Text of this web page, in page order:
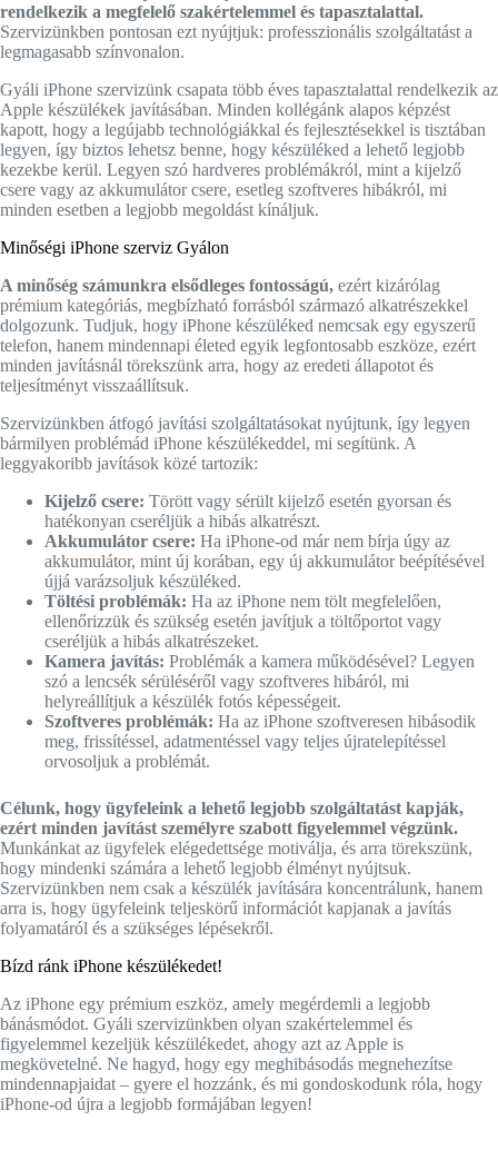
rendelkezik a megfelelő szakértelemmel és tapasztalattal.
Szervizünkben pontosan ezt nyújtjuk: professzionális szolgáltatást a
legmagasabb színvonalon.
Gyáli iPhone szervizünk csapata több éves tapasztalattal rendelkezik az
Apple készülékek javításában. Minden kollégánk alapos képzést
kapott, hogy a legújabb technológiákkal és fejlesztésekkel is tisztában
legyen, így biztos lehetsz benne, hogy készüléked a lehető legjobb
kezekbe kerül. Legyen szó hardveres problémákról, mint a kijelző
csere vagy az akkumulátor csere, esetleg szoftveres hibákról, mi
minden esetben a legjobb megoldást kínáljuk.
Minőségi iPhone szerviz Gyálon
A minőség számunkra elsődleges fontosságú, ezért kizárólag
prémium kategóriás, megbízható forrásból származó alkatrészekkel
dolgozunk. Tudjuk, hogy iPhone készüléked nemcsak egy egyszerű
telefon, hanem mindennapi életed egyik legfontosabb eszköze, ezért
minden javításnál törekszünk arra, hogy az eredeti állapotot és
teljesítményt visszaállítsuk.
Szervizünkben átfogó javítási szolgáltatásokat nyújtunk, így legyen
bármilyen problémád iPhone készülékeddel, mi segítünk. A
leggyakoribb javítások közé tartozik:
Kijelző csere: Törött vagy sérült kijelző esetén gyorsan és
hatékonyan cseréljük a hibás alkatrészt.
Akkumulátor csere: Ha iPhone-od már nem bírja úgy az
akkumulátor, mint új korában, egy új akkumulátor beépítésével
újjá varázsoljuk készüléked.
Töltési problémák: Ha az iPhone nem tölt megfelelően,
ellenőrizzük és szükség esetén javítjuk a töltőportot vagy
cseréljük a hibás alkatrészeket.
Kamera javítás: Problémák a kamera működésével? Legyen
szó a lencsék sérüléséről vagy szoftveres hibáról, mi
helyreállítjuk a készülék fotós képességeit.
Szoftveres problémák: Ha az iPhone szoftveresen hibásodik
meg, frissítéssel, adatmentéssel vagy teljes újratelepítéssel
orvosoljuk a problémát.
Célunk, hogy ügyfeleink a lehető legjobb szolgáltatást kapják,
ezért minden javítást személyre szabott figyelemmel végzünk.
Munkánkat az ügyfelek elégedettsége motiválja, és arra törekszünk,
hogy mindenki számára a lehető legjobb élményt nyújtsuk.
Szervizünkben nem csak a készülék javítására koncentrálunk, hanem
arra is, hogy ügyfeleink teljeskörű információt kapjanak a javítás
folyamatáról és a szükséges lépésekről.
Bízd ránk iPhone készülékedet!
Az iPhone egy prémium eszköz, amely megérdemli a legjobb
bánásmódot. Gyáli szervizünkben olyan szakértelemmel és
figyelemmel kezeljük készülékedet, ahogy azt az Apple is
megkövetelné. Ne hagyd, hogy egy meghibásodás megnehezítse
mindennapjaidat – gyere el hozzánk, és mi gondoskodunk róla, hogy
iPhone-od újra a legjobb formájában legyen!